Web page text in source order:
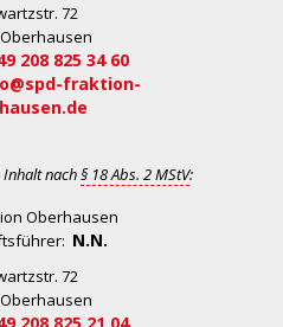
72
208 825 34 60
fraktion-
nach§ 18 Abs. 2 MStV:
Oberhausen
N.N.
72
208 825 21 04